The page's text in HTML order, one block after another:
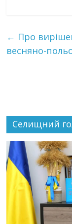
← Про
весняно-
Селищний